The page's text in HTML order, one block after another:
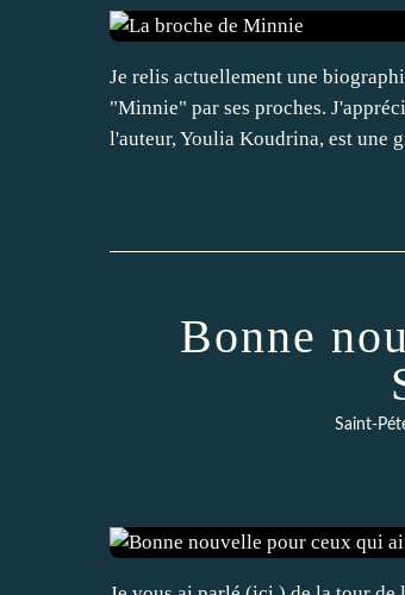
Je relis actuellement une
"Minnie" par ses proches.
l'auteur, Youlia Koudrina, est une
Bonne
Saint-